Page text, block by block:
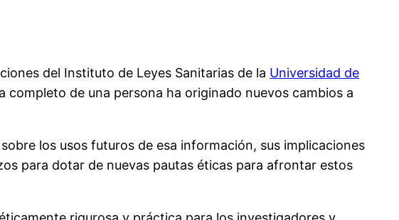
del Instituto de Leyes Sanitarias de la Universidad de
completo de una persona ha originado nuevos cambios a
los usos futuros de esa información, sus implicaciones
para dotar de nuevas pautas éticas para afrontar estos